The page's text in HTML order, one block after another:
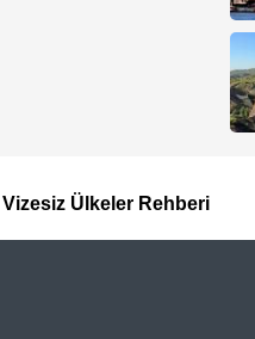
Vizesiz Ülkeler Rehberi